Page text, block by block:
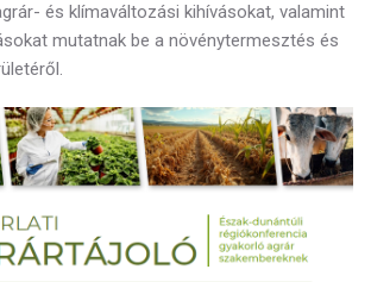
és klímaváltozási kihívásokat, valamint
mutatnak be a növénytermesztés és